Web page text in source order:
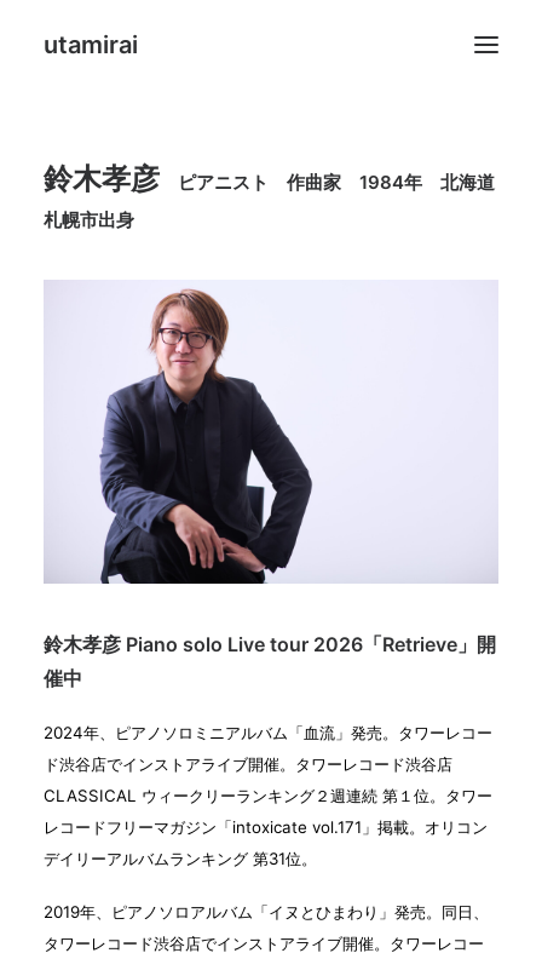
utamirai
COMPANY
社歌、企業イメージソングの制作
UTAMIRAI SHOP運営
Search
鈴木孝彦 ピアニスト 作曲家 1984年 北海道
札幌市出身
鈴木孝彦 Piano solo Live tour 2026「Retrieve」開
催中
2024年、ピアノソロミニアルバム「血流」発売。タワーレコー
ド渋谷店でインストアライブ開催。タワーレコード渋谷店
CLASSICAL ウィークリーランキング２週連続 第１位。タワー
レコードフリーマガジン「intoxicate vol.171」掲載。オリコン
デイリーアルバムランキング 第31位。
2019年、ピアノソロアルバム「イヌとひまわり」発売。同日、
タワーレコード渋谷店でインストアライブ開催。タワーレコー